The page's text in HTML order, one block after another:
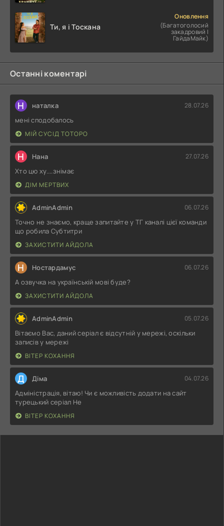
Ти, я і Тоскана
Оновлення
(Багатоголосий
закадровий |
ГайдаМайк)
Останні коментарі
Н наталка 28.07.26
мені сподобалось
МІЙ СУСІД ТОТОРО
Н Нана 27.07.26
Хто цю ху....знімає
ДІМ МЕРТВИХ
AdminAdmin 06.07.26
Точно не знаємо, краще запитайте у ТГ каналі цієї команди
що робила Субтитри
ЗАХИСТИТИ АЙДОЛА
Н Ностардамус 06.07.26
А озвучка на українській мові буде?
ЗАХИСТИТИ АЙДОЛА
AdminAdmin 05.07.26
Вітаємо Вас, даний серіал є відсутній у мережі, оскільки
записів у мережі
ВІТЕР КОХАННЯ
Д Діма 04.07.26
Адміністрація, вітаю! Чи є можливість додати на сайт
турецький серіал Не
ВІТЕР КОХАННЯ